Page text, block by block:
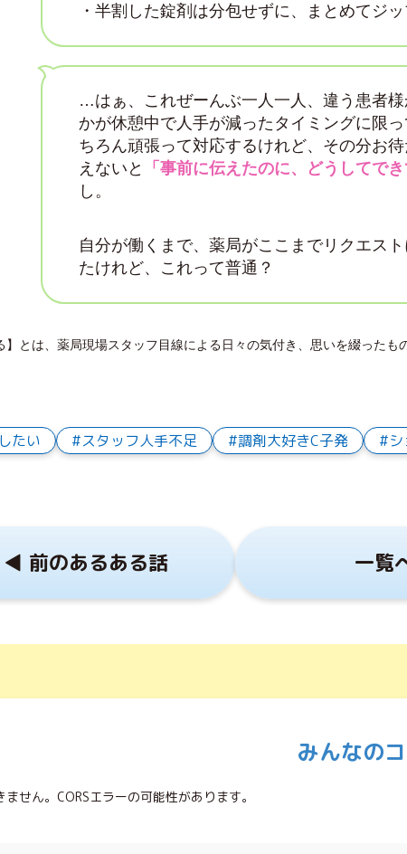
・半割した錠剤は分包せずに、まとめてジ
…はぁ、これぜーんぶ一人一人、違う患者
かが休憩中で人手が減ったタイミングに限
ちろん頑張って対応するけれど、その分お
えないと
「事前に伝えたのに、どうしてでき
し。
自分が働くまで、薬局がここまでリクエス
たけれど、これって普通？
とは、薬局現場スタッフ目線による日々の気付き、思いを綴った
たい スタッフ人手不足 調剤大好きC子発
◀︎ 前のあるある話 一覧
みんなの
せん。CORSエラーの可能性があります。